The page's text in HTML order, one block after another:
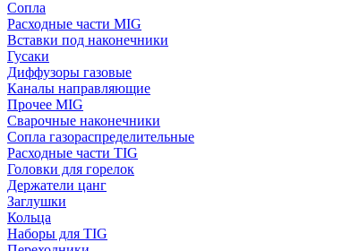
Сопла
Расходные части MIG
Вставки под наконечники
Гусаки
Диффузоры газовые
Каналы направляющие
Прочее MIG
Сварочные наконечники
Сопла газораспределительные
Расходные части TIG
Головки для горелок
Держатели цанг
Заглушки
Кольца
Наборы для TIG